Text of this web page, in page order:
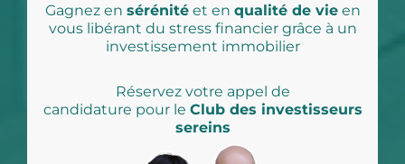
Gagnez en sérénitéet en qualité de vieen
vous libérant du stress financier grâce à un
investissement immobilier
Réservez votre appel de
candidature pour le Club des investisseurs
sereins